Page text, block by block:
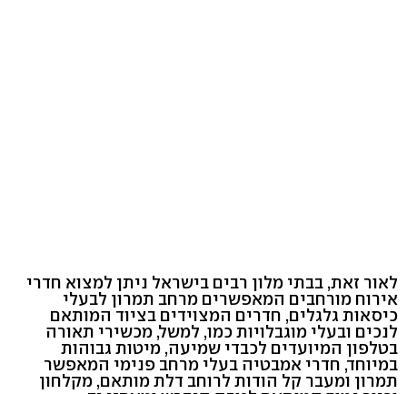
לאור זאת, בבתי מלון רבים בישראל ניתן למצוא חדרי
אירוח מורחבים המאפשרים מרחב תמרון לבעלי
כיסאות גלגלים, חדרים המצוידים בציוד המותאם
לנכים ובעלי מוגבלויות כמו, למשל, מכשירי תאורה
בטלפון המיועדים לכבדי שמיעה, מיטות גבוהות
במיוחד, חדרי אמבטיה בעלי מרחב פנימי המאפשר
תמרון ומעבר קל הודות לרוחב דלת מותאם, מקלחון